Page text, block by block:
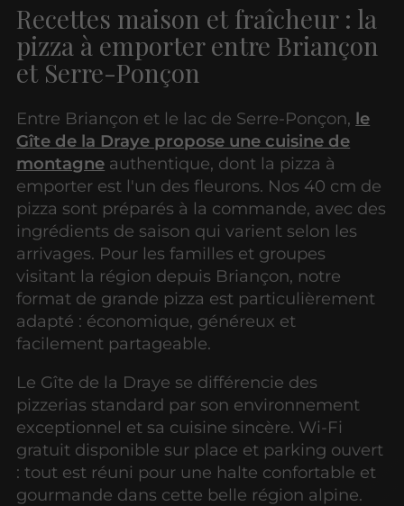
Recettes maison et fraîcheur : la
pizza à emporter entre Briançon
et Serre-Ponçon
Entre Briançon et le lac de Serre-Ponçon, le
Gîte de la Draye propose une cuisine de
montagne authentique, dont la pizza à
emporter est l'un des fleurons. Nos 40 cm de
pizza sont préparés à la commande, avec des
ingrédients de saison qui varient selon les
arrivages. Pour les familles et groupes
visitant la région depuis Briançon, notre
format de grande pizza est particulièrement
adapté : économique, généreux et
facilement partageable.
Le Gîte de la Draye se différencie des
pizzerias standard par son environnement
exceptionnel et sa cuisine sincère. Wi-Fi
gratuit disponible sur place et parking ouvert
: tout est réuni pour une halte confortable et
gourmande dans cette belle région alpine.